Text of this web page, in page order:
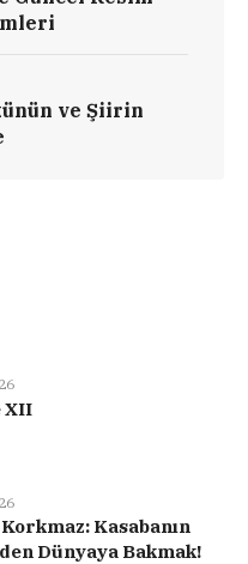
ve Şiirin
XII
Kasabanın
Dünyaya Bakmak!